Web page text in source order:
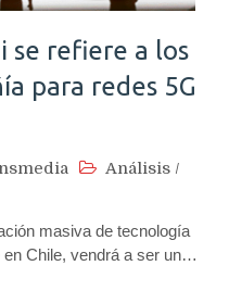
se refiere a los
para redes 5G
Análisis /
masiva de tecnología
en Chile, vendrá a ser un…